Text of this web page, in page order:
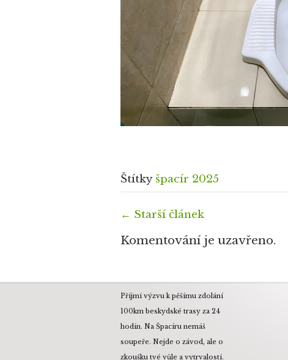
Štítky špacír 2025
← Starší článek
Komentování je uzavřeno.
Přijmi výzvu k pěšímu zdolání
100km beskydské trasy za 24
hodin. Na Špacíru nemáš
soupeře. Nejde o závod, ale o
zkoušku tvé vůle a vytrvalosti.